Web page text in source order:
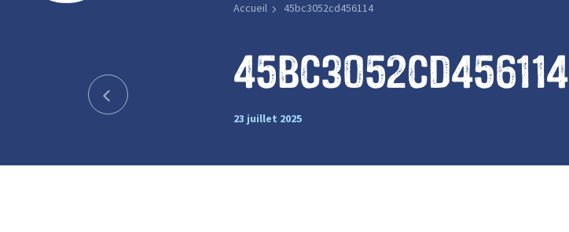
Accueil 45bc3052cd456114
45bc3052cd456114
23 juillet 2025